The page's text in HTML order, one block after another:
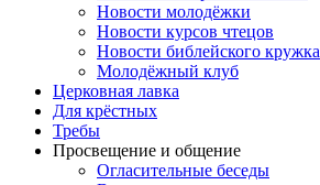
Новости молодёжки
Новости курсов чтецов
Новости библейского кружка
Молодёжный клуб
Церковная лавка
Для крёстных
Требы
Просвещение и общение
Огласительные беседы